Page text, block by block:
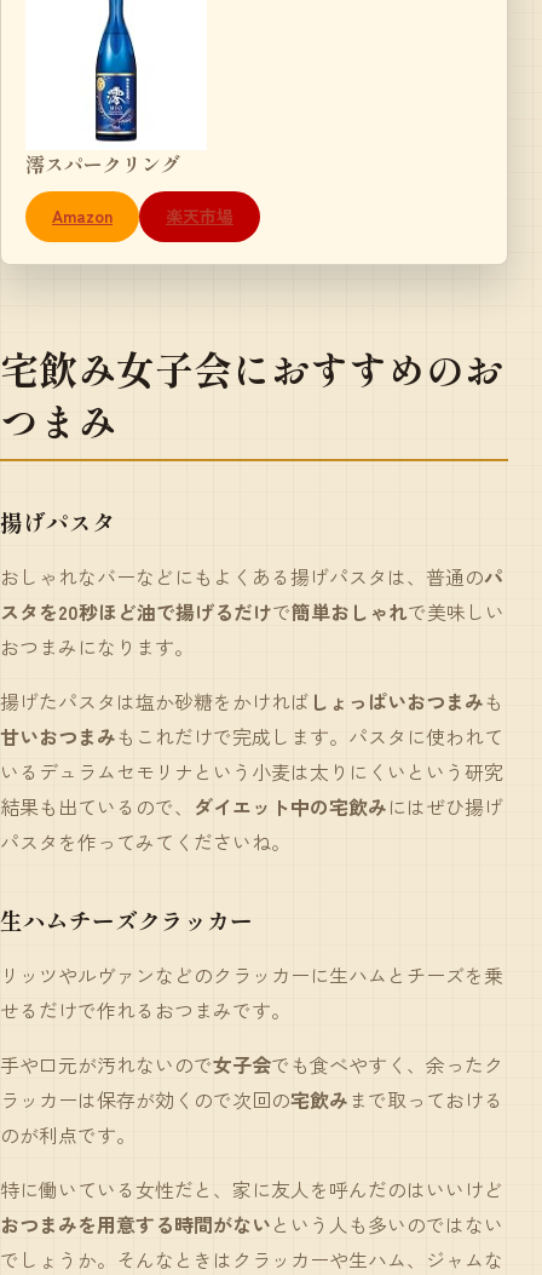
澪スパークリング
Amazon 楽天市場
宅飲み女子会におすすめのお
つまみ
揚げパスタ
おしゃれなバーなどにもよくある揚げパスタは、普通のパ
スタを20秒ほど油で揚げるだけで簡単おしゃれで美味しい
おつまみになります。
揚げたパスタは塩か砂糖をかければ しょっぱいおつまみも
甘いおつまみもこれだけで完成します。パスタに使われて
いるデュラムセモリナという小麦は太りにくいという研究
結果も出ているので、 ダイエット中の宅飲みにはぜひ揚げ
パスタを作ってみてくださいね。
生ハムチーズクラッカー
リッツやルヴァンなどのクラッカーに生ハムとチーズを乗
せるだけで作れるおつまみです。
手や口元が汚れないので女子会でも食べやすく、余ったク
ラッカーは保存が効くので次回の宅飲みまで取っておける
のが利点です。
特に働いている女性だと、家に友人を呼んだのはいいけど
おつまみを用意する時間がないという人も多いのではない
でしょうか。そんなときはクラッカーや生ハム、ジャムな